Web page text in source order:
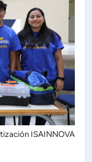
ISAINNOVA